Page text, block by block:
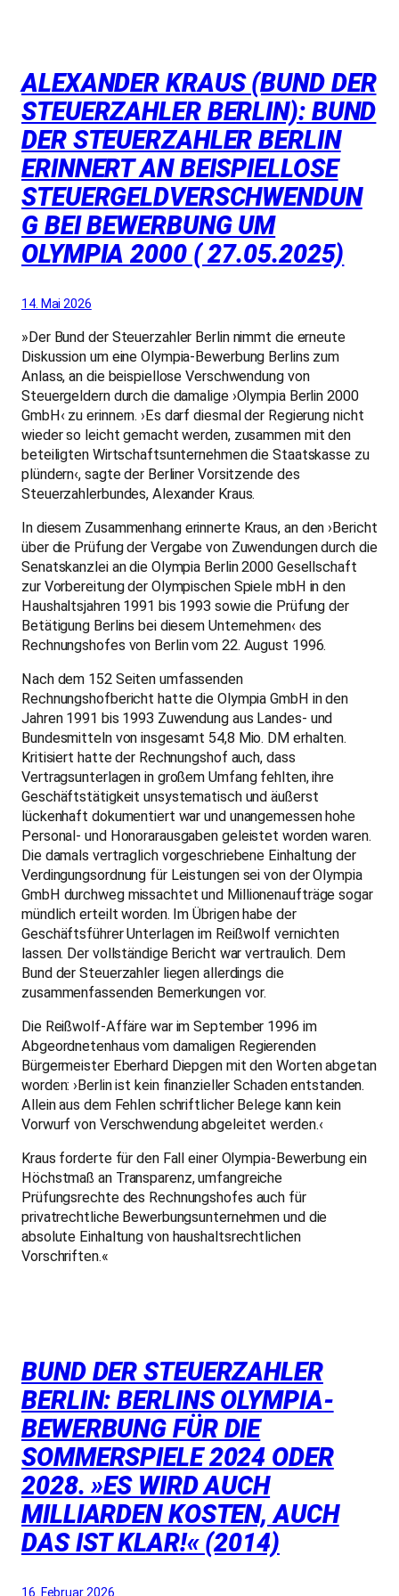
ALEXANDER KRAUS (BUND DER
STEUERZAHLER BERLIN): BUND
DER STEUERZAHLER BERLIN
ERINNERT AN BEISPIELLOSE
STEUERGELDVERSCHWENDUN
G BEI BEWERBUNG UM
OLYMPIA 2000 ( 27.05.2025)
14. Mai 2026
»Der Bund der Steuerzahler Berlin nimmt die erneute
Diskussion um eine Olympia-Bewerbung Berlins zum
Anlass, an die beispiellose Verschwendung von
Steuergeldern durch die damalige ›Olympia Berlin 2000
GmbH‹ zu erinnern. ›Es darf diesmal der Regierung nicht
wieder so leicht gemacht werden, zusammen mit den
beteiligten Wirtschaftsunternehmen die Staatskasse zu
plündern‹, sagte der Berliner Vorsitzende des
Steuerzahlerbundes, Alexander Kraus.
In diesem Zusammenhang erinnerte Kraus, an den ›Bericht
über die Prüfung der Vergabe von Zuwendungen durch die
Senatskanzlei an die Olympia Berlin 2000 Gesellschaft
zur Vorbereitung der Olympischen Spiele mbH in den
Haushaltsjahren 1991 bis 1993 sowie die Prüfung der
Betätigung Berlins bei diesem Unternehmen‹ des
Rechnungshofes von Berlin vom 22. August 1996.
Nach dem 152 Seiten umfassenden
Rechnungshofbericht hatte die Olympia GmbH in den
Jahren 1991 bis 1993 Zuwendung aus Landes- und
Bundesmitteln von insgesamt 54,8 Mio. DM erhalten.
Kritisiert hatte der Rechnungshof auch, dass
Vertragsunterlagen in großem Umfang fehlten, ihre
Geschäftstätigkeit unsystematisch und äußerst
lückenhaft dokumentiert war und unangemessen hohe
Personal- und Honorarausgaben geleistet worden waren.
Die damals vertraglich vorgeschriebene Einhaltung der
Verdingungsordnung für Leistungen sei von der Olympia
GmbH durchweg missachtet und Millionenaufträge sogar
mündlich erteilt worden. Im Übrigen habe der
Geschäftsführer Unterlagen im Reißwolf vernichten
lassen. Der vollständige Bericht war vertraulich. Dem
Bund der Steuerzahler liegen allerdings die
zusammenfassenden Bemerkungen vor.
Die Reißwolf-Affäre war im September 1996 im
Abgeordnetenhaus vom damaligen Regierenden
Bürgermeister Eberhard Diepgen mit den Worten abgetan
worden: ›Berlin ist kein finanzieller Schaden entstanden.
Allein aus dem Fehlen schriftlicher Belege kann kein
Vorwurf von Verschwendung abgeleitet werden.‹
Kraus forderte für den Fall einer Olympia-Bewerbung ein
Höchstmaß an Transparenz, umfangreiche
Prüfungsrechte des Rechnungshofes auch für
privatrechtliche Bewerbungsunternehmen und die
absolute Einhaltung von haushaltsrechtlichen
Vorschriften.«
BUND DER STEUERZAHLER
BERLIN: BERLINS OLYMPIA-
BEWERBUNG FÜR DIE
SOMMERSPIELE 2024 ODER
2028. »ES WIRD AUCH
MILLIARDEN KOSTEN, AUCH
DAS IST KLAR!« (2014)
16. Februar 2026